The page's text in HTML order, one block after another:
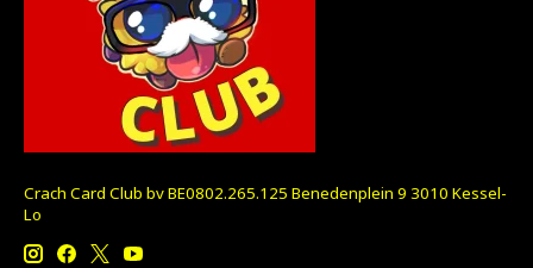
Crach Card Club bv BE0802.265.125 Benedenplein 9 3010 Kessel-
Lo